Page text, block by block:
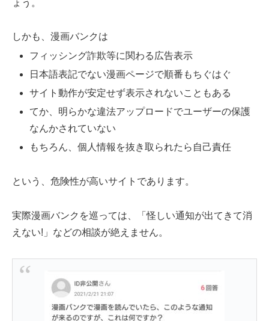
ょう。
しかも、漫画バンクは
フィッシング詐欺等に関わる広告表示
日本語表記でない漫画ページで順番もちぐはぐ
サイト動作が安定せず表示されないこともある
てか、明らかな違法アップロードでユーザーの保護
なんかされていない
もちろん、個人情報を抜き取られたら自己責任
という、危険性が高いサイトであります。
実際漫画バンクを巡っては、「怪しい通知が出てきて消
えない!」などの相談が絶えません。